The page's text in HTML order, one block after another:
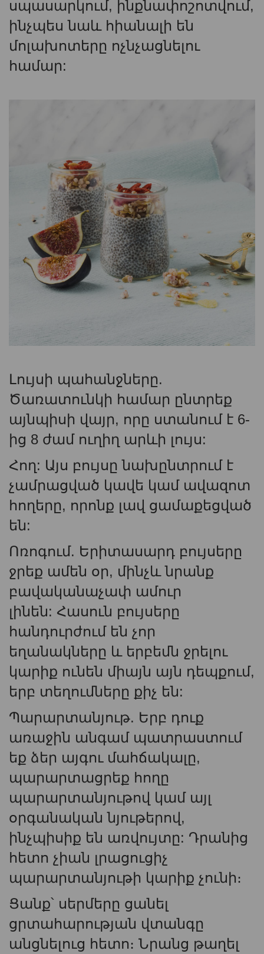
սպասարկում, ինքնափոշոտվում,
ինչպես նաև հիանալի են
մոլախոտերը ոչնչացնելու
համար:
Լույսի պահանջները.
Ծառատունկի համար ընտրեք
այնպիսի վայր, որը ստանում է 6-
ից 8 ժամ ուղիղ արևի լույս:
Հող: Այս բույսը նախընտրում է
չամրացված կավե կամ ավազոտ
հողերը, որոնք լավ ցամաքեցված
են:
Ոռոգում. Երիտասարդ բույսերը
ջրեք ամեն օր, մինչև նրանք
բավականաչափ ամուր
լինեն: Հասուն բույսերը
հանդուրժում են չոր
եղանակները և երբեմն ջրելու
կարիք ունեն միայն այն դեպքում,
երբ տեղումները քիչ են:
Պարարտանյութ. Երբ դուք
առաջին անգամ պատրաստում
եք ձեր այգու մահճակալը,
պարարտացրեք հողը
պարարտանյութով կամ այլ
օրգանական նյութերով,
ինչպիսիք են առվույտը: Դրանից
հետո չիան լրացուցիչ
պարարտանյութի կարիք չունի։
Ցանք՝ սերմերը ցանել
ցրտահարության վտանգը
անցնելուց հետո։ Նրանց թաղել